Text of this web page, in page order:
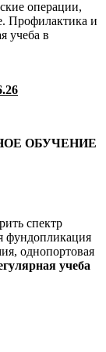
операции,
Профилактика и
учеба в
6
ОБУЧЕНИЕ
спектр
фундопликация
однопортовая
учеба